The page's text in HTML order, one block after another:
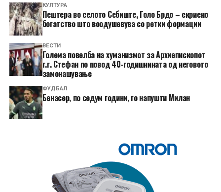
КУЛТУРА
Пештера во селото Себиште, Голо Брдо – скриено
богатство што воодушевува со ретки формации
ВЕСТИ
Голема повелба на хуманизмот за Архиепископот
г.г. Стефан по повод 40-годишнината од неговото
замонашување
ФУДБАЛ
Бенасер, по седум години, го напушти Милан